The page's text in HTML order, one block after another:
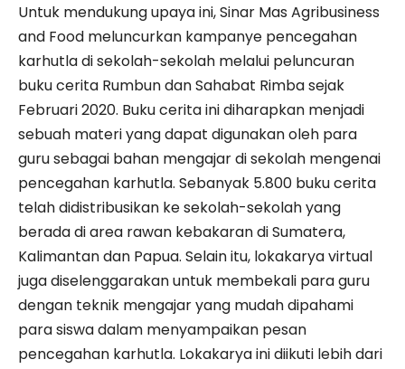
Untuk mendukung upaya ini, Sinar Mas Agribusiness
and Food meluncurkan kampanye pencegahan
karhutla di sekolah-sekolah melalui peluncuran
buku cerita Rumbun dan Sahabat Rimba sejak
Februari 2020. Buku cerita ini diharapkan menjadi
sebuah materi yang dapat digunakan oleh para
guru sebagai bahan mengajar di sekolah mengenai
pencegahan karhutla. Sebanyak 5.800 buku cerita
telah didistribusikan ke sekolah-sekolah yang
berada di area rawan kebakaran di Sumatera,
Kalimantan dan Papua. Selain itu, lokakarya virtual
juga diselenggarakan untuk membekali para guru
dengan teknik mengajar yang mudah dipahami
para siswa dalam menyampaikan pesan
pencegahan karhutla. Lokakarya ini diikuti lebih dari